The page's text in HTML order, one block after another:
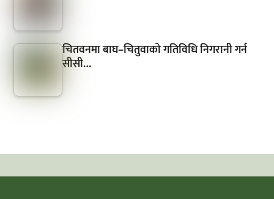
चितवनमा बाघ–चितुवाको गतिविधि निगरानी गर्न
सीसी…